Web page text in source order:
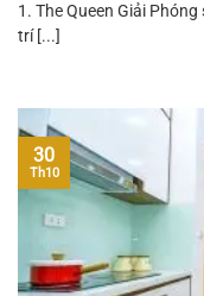
1. The Queen Giải
trí [...]
30
Th10